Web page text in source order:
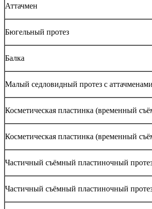
Аттачмен
Бюгельный протез
Балка
Малый седловидный протез с аттачменами
Косметическая пластинка (временный
Косметическая пластинка (временный
Частичный съёмный пластиночный
Частичный съёмный пластиночный